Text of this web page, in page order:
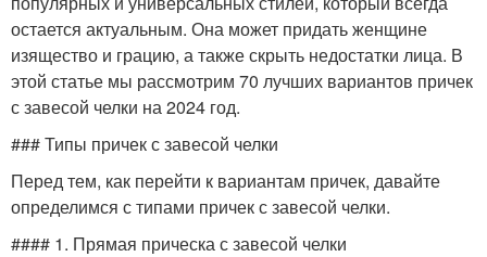
остается актуальным. Она может придать женщине
изящество и грацию, а также скрыть недостатки лица. В
этой статье мы рассмотрим 70 лучших вариантов причек
с завесой челки на 2024 год.
### Типы причек с завесой челки
Перед тем, как перейти к вариантам причек, давайте
определимся с типами причек с завесой челки.
#### 1. Прямая прическа с завесой челки